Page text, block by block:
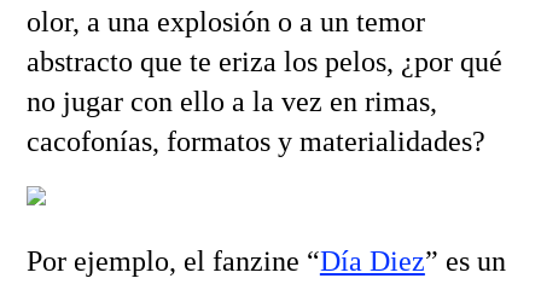
olor, a una explosión o a un temor
abstracto que te eriza los pelos, ¿por qué
no jugar con ello a la vez en rimas,
cacofonías, formatos y materialidades?
Por ejemplo, el fanzine “Día Diez” es un